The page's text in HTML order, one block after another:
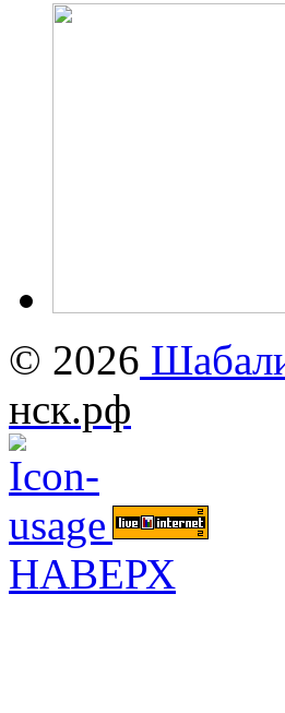
© 2026
нск.рф
НАВЕРХ